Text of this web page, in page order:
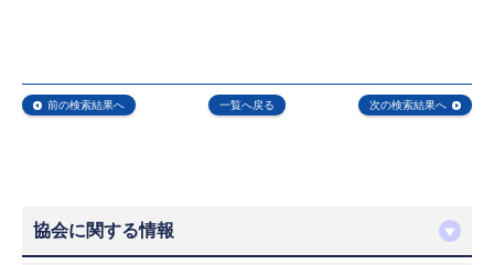
前の検索結果へ 一覧へ戻る 次の検索結果へ
協会に関する情報